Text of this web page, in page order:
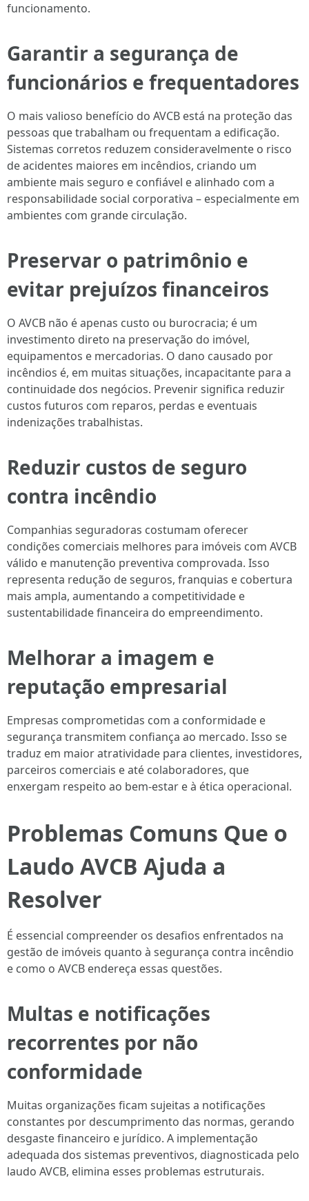
funcionamento.
Garantir a segurança de
funcionários e frequentadores
O mais valioso benefício do AVCB está na proteção das
pessoas que trabalham ou frequentam a edificação.
Sistemas corretos reduzem consideravelmente o risco
de acidentes maiores em incêndios, criando um
ambiente mais seguro e confiável e alinhado com a
responsabilidade social corporativa – especialmente em
ambientes com grande circulação.
Preservar o patrimônio e
evitar prejuízos financeiros
O AVCB não é apenas custo ou burocracia; é um
investimento direto na preservação do imóvel,
equipamentos e mercadorias. O dano causado por
incêndios é, em muitas situações, incapacitante para a
continuidade dos negócios. Prevenir significa reduzir
custos futuros com reparos, perdas e eventuais
indenizações trabalhistas.
Reduzir custos de seguro
contra incêndio
Companhias seguradoras costumam oferecer
condições comerciais melhores para imóveis com AVCB
válido e manutenção preventiva comprovada. Isso
representa redução de seguros, franquias e cobertura
mais ampla, aumentando a competitividade e
sustentabilidade financeira do empreendimento.
Melhorar a imagem e
reputação empresarial
Empresas comprometidas com a conformidade e
segurança transmitem confiança ao mercado. Isso se
traduz em maior atratividade para clientes, investidores,
parceiros comerciais e até colaboradores, que
enxergam respeito ao bem-estar e à ética operacional.
Problemas Comuns Que o
Laudo AVCB Ajuda a
Resolver
É essencial compreender os desafios enfrentados na
gestão de imóveis quanto à segurança contra incêndio
e como o AVCB endereça essas questões.
Multas e notificações
recorrentes por não
conformidade
Muitas organizações ficam sujeitas a notificações
constantes por descumprimento das normas, gerando
desgaste financeiro e jurídico. A implementação
adequada dos sistemas preventivos, diagnosticada pelo
laudo AVCB, elimina esses problemas estruturais.